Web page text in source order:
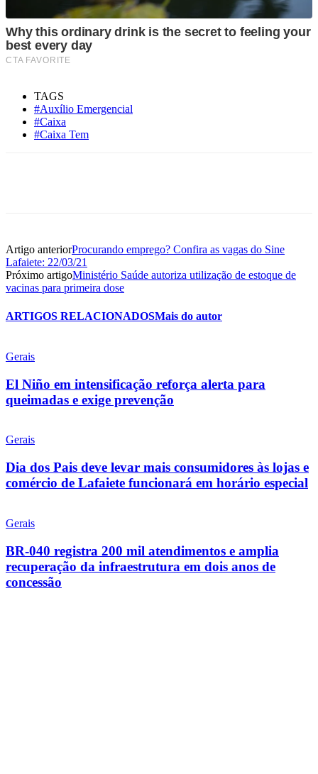
TAGS
#Auxílio Emergencial
#Caixa
#Caixa Tem
Artigo anteriorProcurando emprego? Confira as vagas do Sine
Lafaiete: 22/03/21
Próximo artigoMinistério Saúde autoriza utilização de estoque de
vacinas para primeira dose
ARTIGOS RELACIONADOSMais do autor
Gerais
El Niño em intensificação reforça alerta para
queimadas e exige prevenção
Gerais
Dia dos Pais deve levar mais consumidores às lojas e
comércio de Lafaiete funcionará em horário especial
Gerais
BR-040 registra 200 mil atendimentos e amplia
recuperação da infraestrutura em dois anos de
concessão